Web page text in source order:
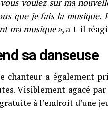
voulez sur ma
que je fais la
ma musique », a-t-il
sa danseuse
chanteur a également
Visiblement agacé
à l’endroit d’une